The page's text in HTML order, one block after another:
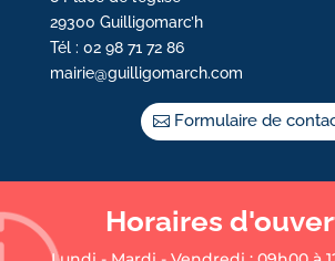
29300 Guilligomarc’h
Tél : 02 98 71 72 86
mairie@guilligomarch.com
Formulaire de
Horaires